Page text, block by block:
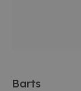
Barts